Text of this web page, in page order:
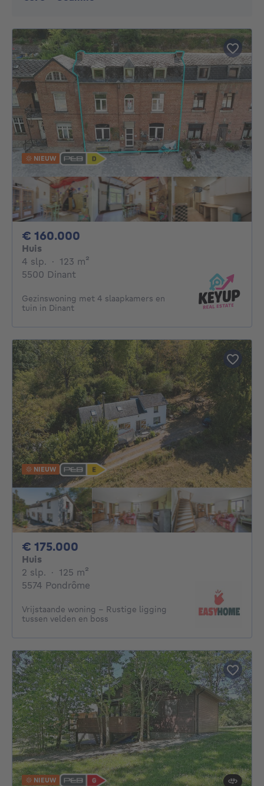
NIEUW
€ 160.000
Huis
4 slp. 4 slaapkamers
· 123 m²
5500 Dinant
Gezinswoning met 4 slaapkamers en
tuin in Dinant
NIEUW
€ 175.000
Huis
2 slp. 2 slaapkamers
· 125 m²
5574 Pondrôme
Vrijstaande woning – Rustige ligging
tussen velden en boss
NIEUW